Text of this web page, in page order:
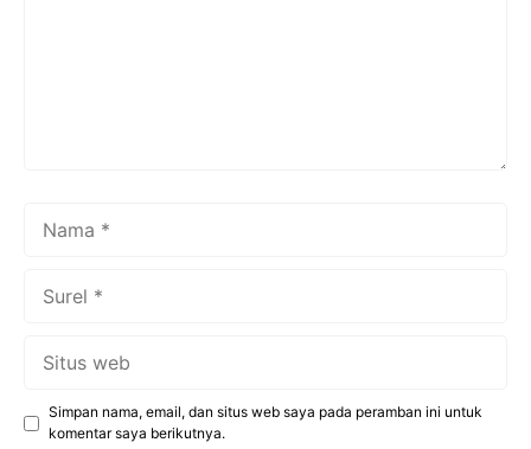
Simpan nama, email, dan situs web saya pada peramban ini untuk
komentar saya berikutnya.